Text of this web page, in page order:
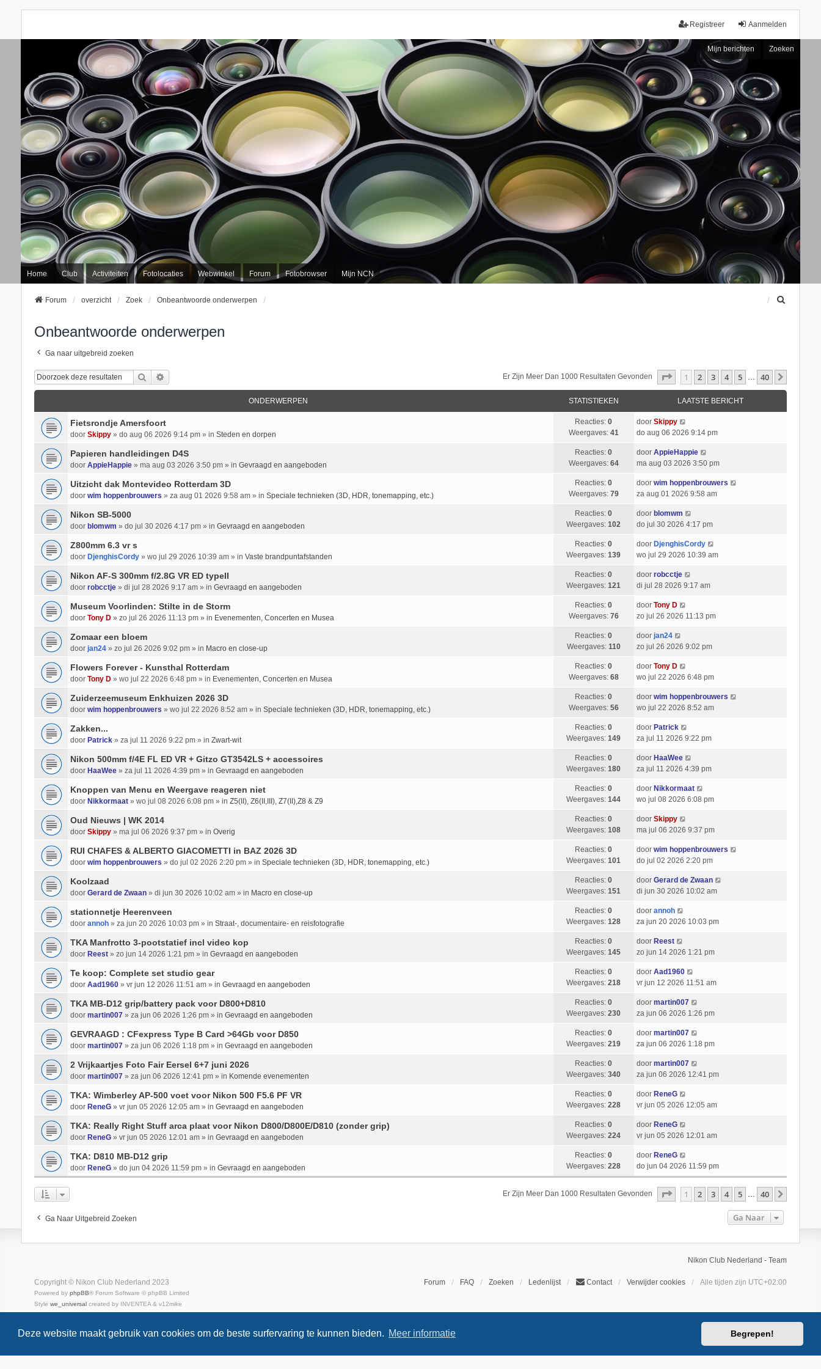
Deze website maakt gebruik van cookies om de beste surfervaring te kunnen bieden. Meer informatie Begrepen!
Aanmelden
Registreer
Mijn berichten Zoeken
Home Club Activiteiten Fotolocaties Webwinkel Forum Fotobrowser Mijn NCN
Forum overzicht Zoek Onbeantwoorde onderwerpen
Onbeantwoorde onderwerpen
Ga naar uitgebreid zoeken
Zoek Er Zijn Meer Dan 1000 Resultaten Gevonden Pagina1 Van 40
1 2 3 4 5 … 40
ONDERWERPEN STATISTIEKEN LAATSTE BERICHT
Fietsrondje Amersfoort
door Skippy» do aug 06 2026 9:14 pm » in Steden en dorpen
Reacties:0
Weergaves: 41
door Skippy
do aug 06 2026 9:14 pm
Papieren handleidingen D4S
door AppieHappie» ma aug 03 2026 3:50 pm » in Gevraagd en aangeboden
Reacties:0
Weergaves: 64
door AppieHappie
ma aug 03 2026 3:50 pm
Uitzicht dak Montevideo Rotterdam 3D
door wim hoppenbrouwers » za aug 01 2026 9:58 am » in Speciale technieken (3D, HDR, tonemapping, etc.)
Reacties:0
Weergaves: 79
door wim hoppenbrouwers
za aug 01 2026 9:58 am
Nikon SB-5000
door blomwm » do jul 30 2026 4:17 pm » in Gevraagd en aangeboden
Reacties:0
Weergaves:102
door blomwm
do jul 30 2026 4:17 pm
Z800mm 6.3 vr s
door DjenghisCordy» wo jul 29 2026 10:39 am » in Vaste brandpuntafstanden
Reacties:0
Weergaves:139
door DjenghisCordy
wo jul 29 2026 10:39 am
Nikon AF-S 300mm f/2.8G VR ED typeII
door robcctje» di jul 28 2026 9:17 am » in Gevraagd en aangeboden
Reacties:0
Weergaves:121
door robcctje
di jul 28 2026 9:17 am
Museum Voorlinden: Stilte in de Storm
door Tony D» zo jul 26 2026 11:13 pm » in Evenementen, Concerten en Musea
Reacties:0
Weergaves: 76
door Tony D
zo jul 26 2026 11:13 pm
Zomaar een bloem
door jan24» zo jul 26 2026 9:02 pm » in Macro en close-up
Reacties:0
Weergaves: 110
door jan24
zo jul 26 2026 9:02 pm
Flowers Forever - Kunsthal Rotterdam
door Tony D» wo jul 22 2026 6:48 pm » in Evenementen, Concerten en Musea
Reacties:0
Weergaves: 68
door Tony D
wo jul 22 2026 6:48 pm
Zuiderzeemuseum Enkhuizen 2026 3D
door wim hoppenbrouwers » wo jul 22 2026 8:52 am » in Speciale technieken (3D, HDR, tonemapping, etc.)
Reacties:0
Weergaves: 56
door wim hoppenbrouwers
wo jul 22 2026 8:52 am
Zakken...
door Patrick» za jul 11 2026 9:22 pm » in Zwart-wit
Reacties:0
Weergaves:149
door Patrick
za jul 11 2026 9:22 pm
Nikon 500mm f/4E FL ED VR + Gitzo GT3542LS + accessoires
door HaaWee» za jul 11 2026 4:39 pm » in Gevraagd en aangeboden
Reacties:0
Weergaves:180
door HaaWee
za jul 11 2026 4:39 pm
Knoppen van Menu en Weergave reageren niet
door Nikkormaat» wo jul 08 2026 6:08 pm » in Z5(II), Z6(II,III), Z7(II),Z8 & Z9
Reacties:0
Weergaves:144
door Nikkormaat
wo jul 08 2026 6:08 pm
Oud Nieuws | WK 2014
door Skippy» ma jul 06 2026 9:37 pm » in Overig
Reacties:0
Weergaves:108
door Skippy
ma jul 06 2026 9:37 pm
RUI CHAFES & ALBERTO GIACOMETTI in BAZ 2026 3D
door wim hoppenbrouwers » do jul 02 2026 2:20 pm » in Speciale technieken (3D, HDR, tonemapping, etc.)
Reacties:0
Weergaves:101
door wim hoppenbrouwers
do jul 02 2026 2:20 pm
Koolzaad
door Gerard de Zwaan» di jun 30 2026 10:02 am » in Macro en close-up
Reacties:0
Weergaves:151
door Gerard de Zwaan
di jun 30 2026 10:02 am
stationnetje Heerenveen
door annoh» za jun 20 2026 10:03 pm » in Straat-, documentaire- en reisfotografie
Reacties:0
Weergaves:128
door annoh
za jun 20 2026 10:03 pm
TKA Manfrotto 3-pootstatief incl video kop
door Reest» zo jun 14 2026 1:21 pm » in Gevraagd en aangeboden
Reacties:0
Weergaves:145
door Reest
zo jun 14 2026 1:21 pm
Te koop: Complete set studio gear
door Aad1960» vr jun 12 2026 11:51 am » in Gevraagd en aangeboden
Reacties:0
Weergaves:218
door Aad1960
vr jun 12 2026 11:51 am
TKA MB-D12 grip/battery pack voor D800+D810
door martin007» za jun 06 2026 1:26 pm » in Gevraagd en aangeboden
Reacties:0
Weergaves:230
door martin007
za jun 06 2026 1:26 pm
GEVRAAGD : CFexpress Type B Card >64Gb voor D850
door martin007» za jun 06 2026 1:18 pm » in Gevraagd en aangeboden
Reacties:0
Weergaves:219
door martin007
za jun 06 2026 1:18 pm
2 Vrijkaartjes Foto Fair Eersel 6+7 juni 2026
door martin007» za jun 06 2026 12:41 pm » in Komende evenementen
Reacties:0
Weergaves:340
door martin007
za jun 06 2026 12:41 pm
TKA: Wimberley AP-500 voet voor Nikon 500 F5.6 PF VR
door ReneG» vr jun 05 2026 12:05 am » in Gevraagd en aangeboden
Reacties:0
Weergaves:228
door ReneG
vr jun 05 2026 12:05 am
TKA: Really Right Stuff arca plaat voor Nikon D800/D800E/D810 (zonder grip)
door ReneG» vr jun 05 2026 12:01 am » in Gevraagd en aangeboden
Reacties:0
Weergaves:224
door ReneG
vr jun 05 2026 12:01 am
TKA: D810 MB-D12 grip
door ReneG» do jun 04 2026 11:59 pm » in Gevraagd en aangeboden
Reacties:0
Weergaves:228
door ReneG
do jun 04 2026 11:59 pm
Er Zijn Meer Dan 1000 Resultaten Gevonden Pagina1 Van 40
1 2 3 4 5 … 40
Ga Naar Uitgebreid Zoeken Ga Naar
Nikon Club Nederland - Team
Forum FAQ Zoeken Ledenlijst Contact Verwijder cookies Alle tijden zijn UTC+02:00
Copyright © Nikon Club Nederland 2023
Powered by phpBB® Forum Software © phpBB Limited
Style we_universalcreated by INVENTEA & v12mike